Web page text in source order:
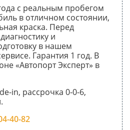
с реальным пробегом
в отличном состоянии,
краска. Перед
и
в нашем
Гарантия 1 год. В
«Автопорт Эксперт» в
in, рассрочка 0-0-6,
40-82